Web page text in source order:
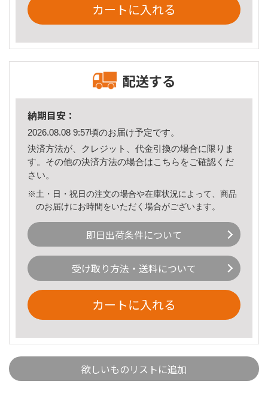
カートに入れる
配送する
納期目安：
2026.08.08 9:57頃のお届け予定です。
決済方法が、クレジット、代金引換の場合に限りま
す。その他の決済方法の場合はこちら をご確認くだ
さい。
※土・日・祝日の注文の場合や在庫状況によって、商品
のお届けにお時間をいただく場合がございます。
即日出荷条件について
受け取り方法・送料について
カートに入れる
欲しいものリストに追加